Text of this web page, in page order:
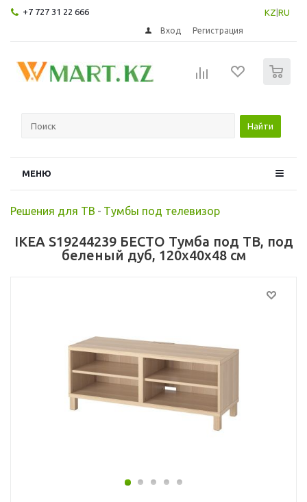
+7 727 31 22 666 KZ RU
Вход Регистрация
Найти
МЕНЮ
Решения для ТВ - Тумбы под телевизор
IKEA S19244239 БЕСТО Тумба под ТВ, под
беленый дуб, 120x40x48 см